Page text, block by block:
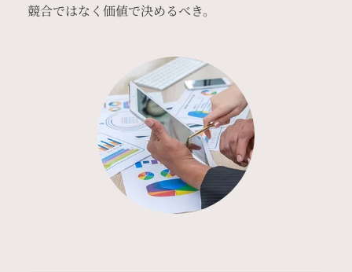
競合ではなく価値で決めるべき。